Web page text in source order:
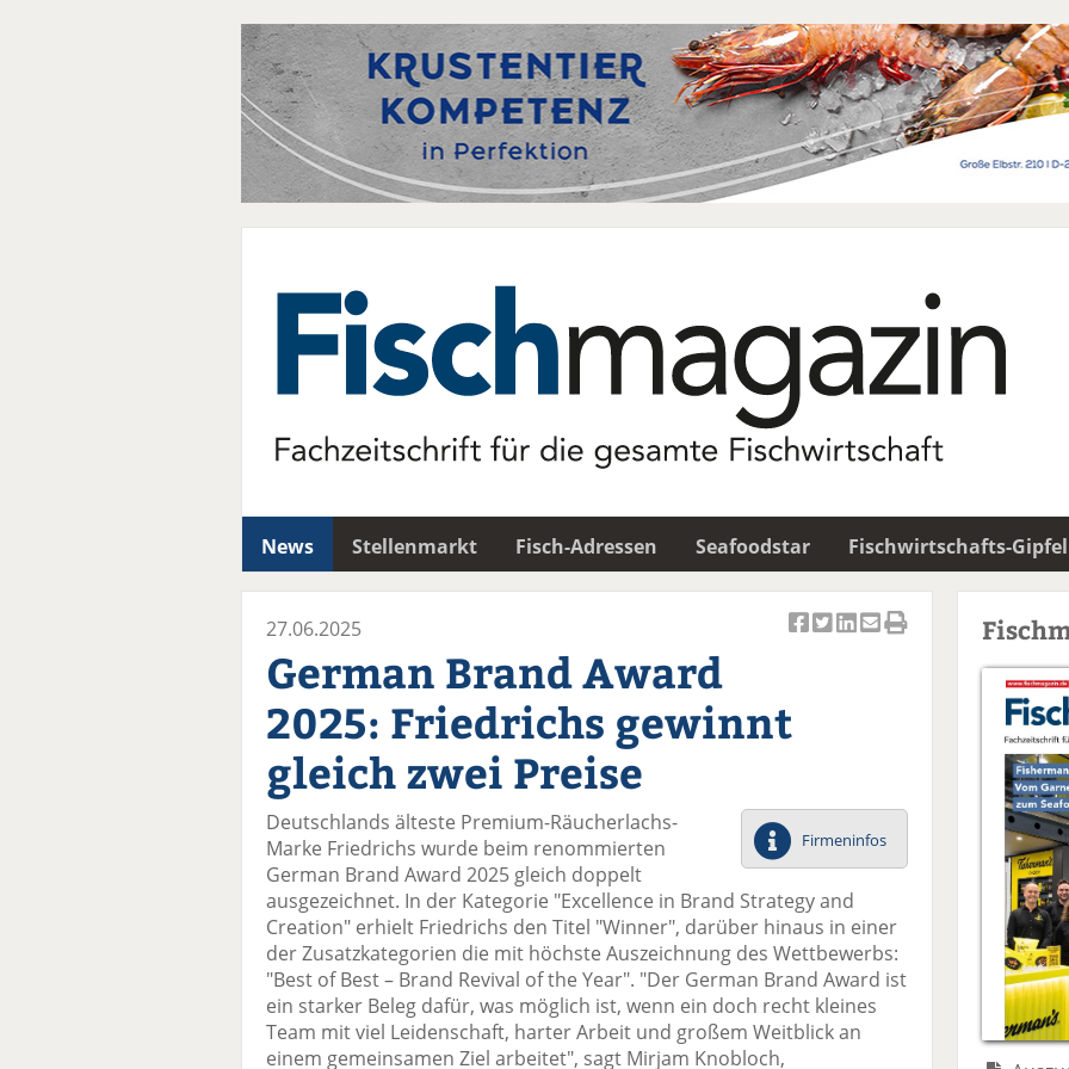
News Stellenmarkt Fisch-Adressen Seafoodstar Fischwirtschafts-Gipfel
el
F
ac
e
o
o
k
te
il
e
tt
er
Li
n
di
n
te
il
e
n
E
m
er
se
n
d
ck
e
27.06.2025
German Brand Award
2025: Friedrichs gewinnt
gleich zwei Preise
Firmeninfos
Deutschlands älteste Premium-Räucherlachs-
Marke Friedrichs wurde beim renommierten
German Brand Award 2025 gleich doppelt
ausgezeichnet. In der Kategorie "Excellence in Brand Strategy and
Creation" erhielt Friedrichs den Titel "Winner", darüber hinaus in einer
der Zusatzkategorien die mit höchste Auszeichnung des Wettbewerbs:
"Best of Best – Brand Revival of the Year". "Der German Brand Award ist
ein starker Beleg dafür, was möglich ist, wenn ein doch recht kleines
Team mit viel Leidenschaft, harter Arbeit und großem Weitblick an
einem gemeinsamen Ziel arbeitet", sagt Mirjam Knobloch,